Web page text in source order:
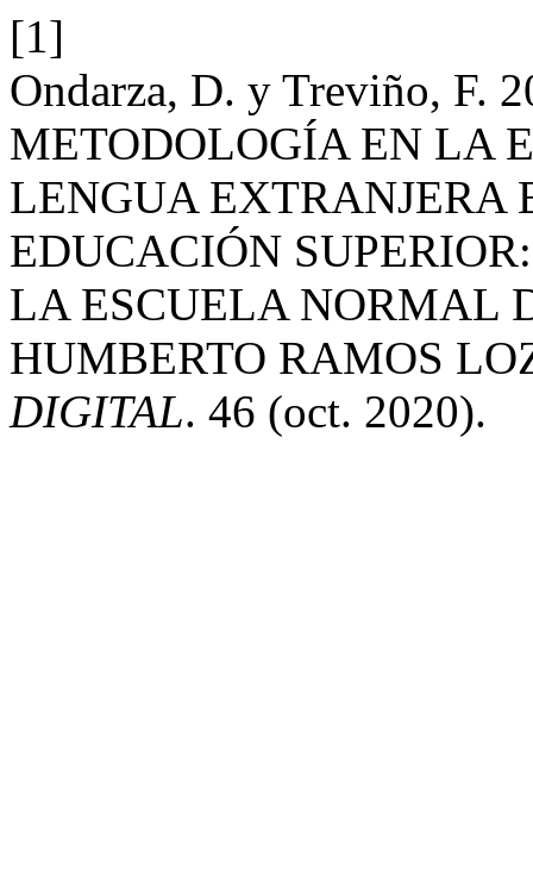
[1]
Ondarza, D. y Treviño, F.
METODOLOGÍA EN LA
LENGUA EXTRANJERA
EDUCACIÓN
LA ESCUELA NORMAL
HUMBERTO RAMOS
DIGITAL. 46 (oct. 2020).